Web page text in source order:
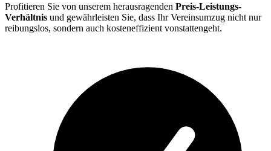
Profitieren Sie von unserem herausragenden Preis-Leistungs-
Verhältnis und gewährleisten Sie, dass Ihr Vereinsumzug nicht nur
reibungslos, sondern auch kosteneffizient vonstattengeht.